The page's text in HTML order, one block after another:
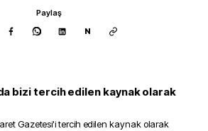
Paylaş
N
bizi tercih edilen kaynak olarak
Gazetesi'i tercih edilen kaynak olarak